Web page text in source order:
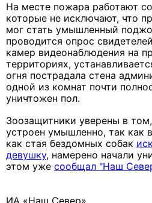
На месте пожара работают
которые не исключают, что
мог стать умышленный
проводится опрос
камер видеонаблюдения на
территориях,
огня пострадала стена
одной из комнат почти
уничтожен пол.
Зоозащитники уверены в
устроен умышленно, так как
как стая бездомных собак
девушку, намерено начали
этом уже сообщал "Наш